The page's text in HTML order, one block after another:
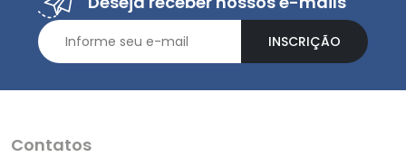
INSCRIÇÃO
Contatos